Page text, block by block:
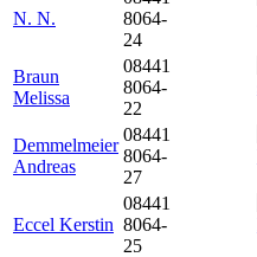
N. N.
8064-
24
Braun
Melissa
08441
8064-
22
Demmelmeier
Andreas
08441
8064-
27
Eccel Kerstin
08441
8064-
25